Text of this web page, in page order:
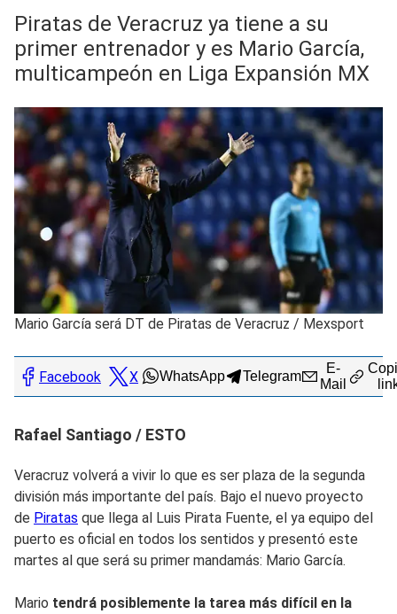
Piratas de Veracruz ya tiene a su
primer entrenador y es Mario García,
multicampeón en Liga Expansión MX
Mario García será DT de Piratas de Veracruz / Mexsport
Facebook X WhatsApp Telegram
E-
Mail
Rafael Santiago / ESTO
Veracruz volverá a vivir lo que es ser plaza de la segunda
división más importante del país. Bajo el nuevo proyecto
de Piratas que llega al Luis Pirata Fuente, el ya equipo del
puerto es oficial en todos los sentidos y presentó este
martes al que será su primer mandamás: Mario García.
Mario tendrá posiblemente la tarea más difícil en la